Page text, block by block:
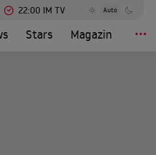
22:00 IM TV Auto
Stars Magazin